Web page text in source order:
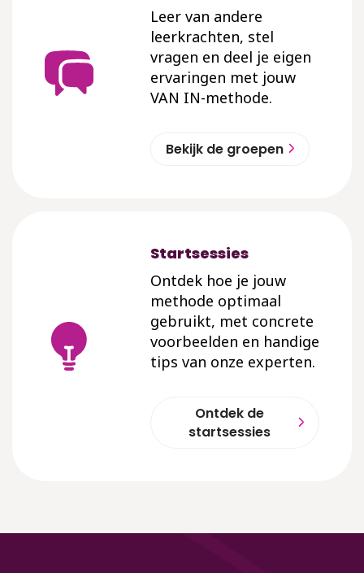
Leer van andere
leerkrachten, stel
vragen en deel je eigen
ervaringen met jouw
VAN IN-methode.
Bekijk de groepen
Startsessies
Ontdek hoe je jouw
methode optimaal
gebruikt, met concrete
voorbeelden en handige
tips van onze experten.
Ontdek de
startsessies